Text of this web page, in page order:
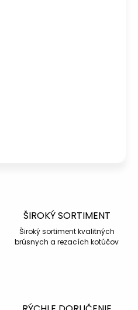
ŠIROKÝ SORTIMENT
Široký sortiment kvalitných
brúsnych a rezacích kotúčov